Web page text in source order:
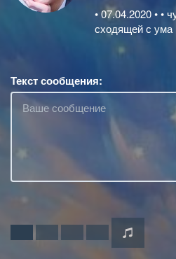
• 07.04.2020 • •
сходящей с ума
Текст сообщения: